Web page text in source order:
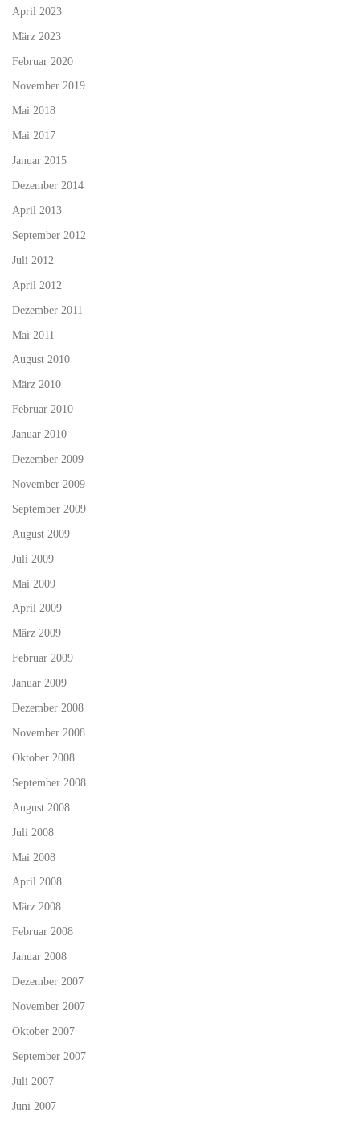
April 2023
März 2023
Februar 2020
November 2019
Mai 2018
Mai 2017
Januar 2015
Dezember 2014
April 2013
September 2012
Juli 2012
April 2012
Dezember 2011
Mai 2011
August 2010
März 2010
Februar 2010
Januar 2010
Dezember 2009
November 2009
September 2009
August 2009
Juli 2009
Mai 2009
April 2009
März 2009
Februar 2009
Januar 2009
Dezember 2008
November 2008
Oktober 2008
September 2008
August 2008
Juli 2008
Mai 2008
April 2008
März 2008
Februar 2008
Januar 2008
Dezember 2007
November 2007
Oktober 2007
September 2007
Juli 2007
Juni 2007